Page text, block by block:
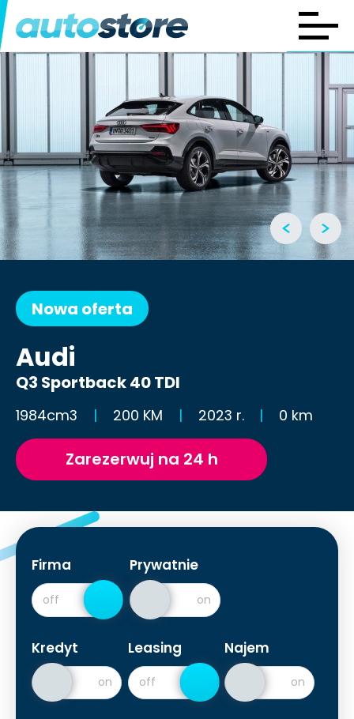
Nowa oferta
Audi
Q3 Sportback 40 TDI
1984cm3 200 KM 2023 r. 0 km
Zarezerwuj na 24 h
Firma Prywatnie
Kredyt Leasing Najem